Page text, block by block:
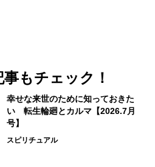
もチェック！
幸せな来世のために知っておきた
い 転生輪廻とカルマ【2026.7月
号】
スピリチュアル